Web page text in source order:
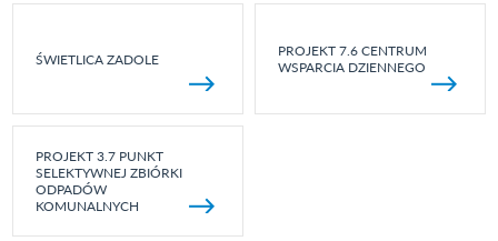
ŚWIETLICA ZADOLE
PROJEKT 7.6 CENTRUM
WSPARCIA DZIENNEGO
PROJEKT 3.7 PUNKT
SELEKTYWNEJ ZBIÓRKI
ODPADÓW
KOMUNALNYCH